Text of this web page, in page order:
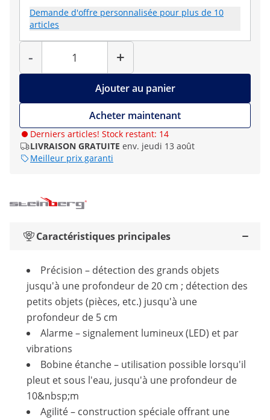
Demande d'offre personnalisée pour plus de 10
articles
-
Quantité
+
Ajouter au panier
Acheter maintenant
Derniers articles! Stock restant: 14
LIVRAISON GRATUITE env. jeudi 13 août
Meilleur prix garanti
Caractéristiques principales
Précision – détection des grands objets
jusqu'à une profondeur de 20 cm ; détection des
petits objets (pièces, etc.) jusqu'à une
profondeur de 5 cm
Alarme – signalement lumineux (LED) et par
vibrations
Bobine étanche – utilisation possible lorsqu'il
pleut et sous l'eau, jusqu'à une profondeur de
10&nbsp;m
Agilité – construction spéciale offrant une